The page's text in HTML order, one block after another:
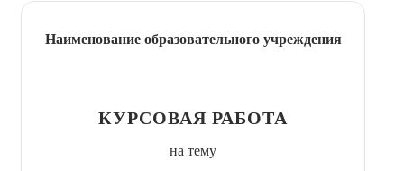
Наименование образовательного учреждения
КУРСОВАЯ РАБОТА
на тему